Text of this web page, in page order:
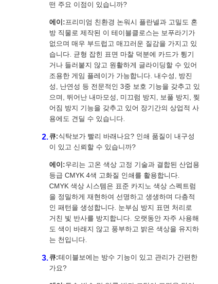
떤 주요 이점이 있습니까?
에이:프리미엄 친환경 논워시 플란넬과 고밀도 혼
방 직물로 제작된 이 테이블클로스는 보푸라기가
없으며 매우 부드럽고 매끄러운 질감을 가지고 있
습니다. 균형 잡힌 표면 마찰 덕분에 카드가 튕기
거나 들러붙지 않고 원활하게 글라이딩할 수 있어
조용한 게임 플레이가 가능합니다. 내수성, 방진
성, 난연성 등 전문적인 3중 보호 기능을 갖추고 있
으며, 뛰어난 내마모성, 미끄럼 방지, 보풀 방지, 찢
어짐 방지 기능을 갖추고 있어 장기간의 상업적 사
용에도 견딜 수 있습니다.
큐:식탁보가 빨리 바래나요? 인쇄 품질이 내구성
이 있고 신뢰할 수 있습니까?
에이:우리는 고온 색상 고정 기술과 결합된 산업용
등급 CMYK 4색 고화질 인쇄를 활용합니다.
CMYK 색상 시스템은 표준 카지노 색상 스펙트럼
을 정밀하게 재현하여 선명하고 생생하며 다층적
인 패턴을 생성합니다. 눈부심 방지 표면 처리로
거친 빛 반사를 방지합니다. 오랫동안 자주 사용해
도 색이 바래지 않고 풍부하고 밝은 색상을 유지하
는 천입니다.
큐:테이블보에는 방수 기능이 있고 관리가 간편한
가요?